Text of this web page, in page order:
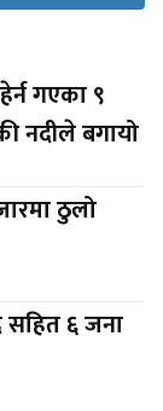
गएका ९
नदीले बगायो
ठुलो
सहित ६ जना